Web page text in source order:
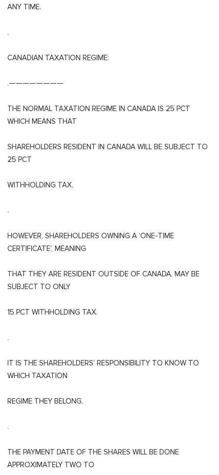
ANY TIME.
.
CANADIAN TAXATION REGIME:
.————————
THE NORMAL TAXATION REGIME IN CANADA IS 25 PCT
WHICH MEANS THAT
SHAREHOLDERS RESIDENT IN CANADA WILL BE SUBJECT TO
25 PCT
WITHHOLDING TAX.
.
HOWEVER, SHAREHOLDERS OWNING A ‘ONE-TIME
CERTIFICATE’, MEANING
THAT THEY ARE RESIDENT OUTSIDE OF CANADA, MAY BE
SUBJECT TO ONLY
15 PCT WITHHOLDING TAX.
.
IT IS THE SHAREHOLDERS’ RESPONSIBILITY TO KNOW TO
WHICH TAXATION
REGIME THEY BELONG.
.
THE PAYMENT DATE OF THE SHARES WILL BE DONE
APPROXIMATELY TWO TO